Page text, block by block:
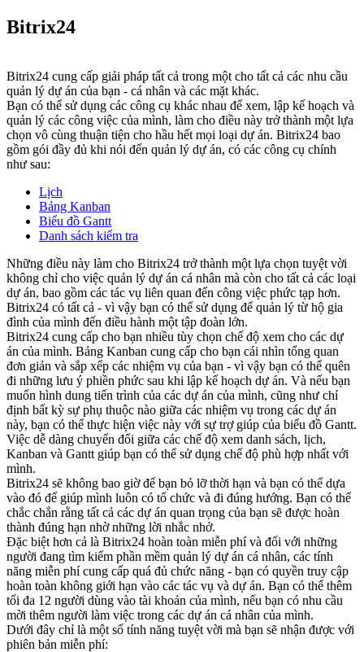
Bitrix24
Bitrix24 cung cấp giải pháp tất cả trong một cho tất cả các nhu cầu
quản lý dự án của bạn - cá nhân và các mặt khác.
Bạn có thể sử dụng các công cụ khác nhau để xem, lập kế hoạch và
quản lý các công việc của mình, làm cho điều này trở thành một lựa
chọn vô cùng thuận tiện cho hầu hết mọi loại dự án. Bitrix24 bao
gồm gói đầy đủ khi nói đến quản lý dự án, có các công cụ chính
như sau:
Lịch
Bảng Kanban
Biểu đồ Gantt
Danh sách kiểm tra
Những điều này làm cho Bitrix24 trở thành một lựa chọn tuyệt vời
không chỉ cho việc quản lý dự án cá nhân mà còn cho tất cả các loại
dự án, bao gồm các tác vụ liên quan đến công việc phức tạp hơn.
Bitrix24 có tất cả - vì vậy bạn có thể sử dụng để quản lý từ hộ gia
đình của mình đến điều hành một tập đoàn lớn.
Bitrix24 cung cấp cho bạn nhiều tùy chọn chế độ xem cho các dự
án của mình. Bảng Kanban cung cấp cho bạn cái nhìn tổng quan
đơn giản và sắp xếp các nhiệm vụ của bạn - vì vậy bạn có thể quên
đi những lưu ý phiền phức sau khi lập kế hoạch dự án. Và nếu bạn
muốn hình dung tiến trình của các dự án của mình, cũng như chỉ
định bất kỳ sự phụ thuộc nào giữa các nhiệm vụ trong các dự án
này, bạn có thể thực hiện việc này với sự trợ giúp của biểu đồ Gantt.
Việc dễ dàng chuyển đổi giữa các chế độ xem danh sách, lịch,
Kanban và Gantt giúp bạn có thể sử dụng chế độ phù hợp nhất với
mình.
Bitrix24 sẽ không bao giờ để bạn bỏ lỡ thời hạn và bạn có thể dựa
vào đó để giúp mình luôn có tổ chức và đi đúng hướng. Bạn có thể
chắc chắn rằng tất cả các dự án quan trọng của bạn sẽ được hoàn
thành đúng hạn nhờ những lời nhắc nhở.
Đặc biệt hơn cả là Bitrix24 hoàn toàn miễn phí và đối với những
người đang tìm kiếm phần mềm quản lý dự án cá nhân, các tính
năng miễn phí cung cấp quá đủ chức năng - bạn có quyền truy cập
hoàn toàn không giới hạn vào các tác vụ và dự án. Bạn có thể thêm
tối đa 12 người dùng vào tài khoản của mình, nếu bạn có nhu cầu
mời thêm người làm việc trong các dự án cá nhân của mình.
Dưới đây chỉ là một số tính năng tuyệt vời mà bạn sẽ nhận được với
phiên bản miễn phí: